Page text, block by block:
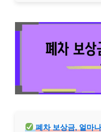
폐차 보상금, 얼마